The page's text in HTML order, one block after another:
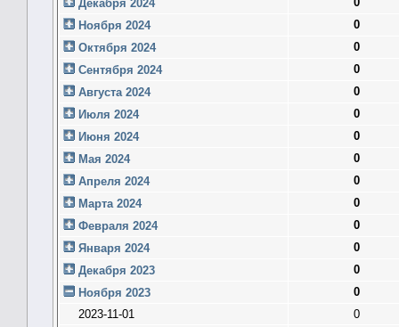
Декабря 2024
Ноября 2024
0
Октября 2024
0
Сентября 2024
0
Августа 2024
0
Июля 2024
0
Июня 2024
0
Мая 2024
0
Апреля 2024
0
Марта 2024
0
Февраля 2024
0
Января 2024
0
Декабря 2023
0
Ноября 2023
0
2023-11-01
0